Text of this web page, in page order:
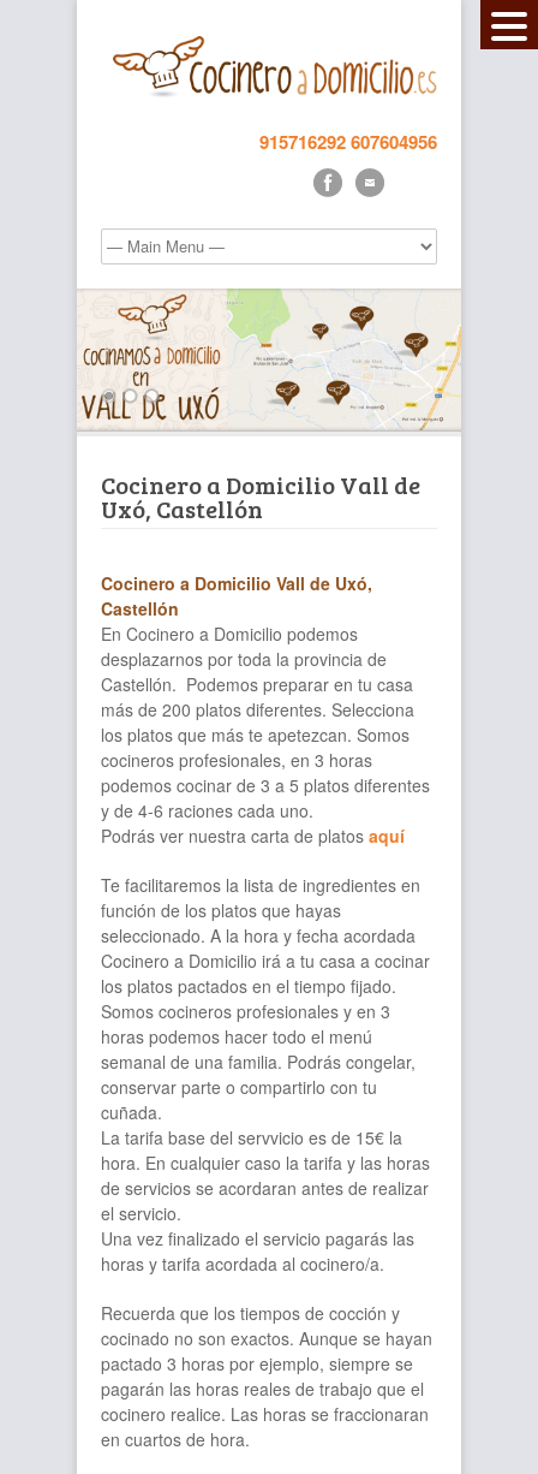
915716292607604956
Cocinero a Domicilio Vall de
Uxó, Castellón
Cocinero a Domicilio Vall de Uxó,
Castellón
En Cocinero a Domicilio podemos
desplazarnos por toda la provincia de
Castellón. Podemos preparar en tu casa
más de 200 platos diferentes. Selecciona
los platos que más te apetezcan. Somos
cocineros profesionales, en 3 horas
podemos cocinar de 3 a 5 platos diferentes
y de 4-6 raciones cada uno.
Podrás ver nuestra carta de platos aquí
Te facilitaremos la lista de ingredientes en
función de los platos que hayas
seleccionado. A la hora y fecha acordada
Cocinero a Domicilio irá a tu casa a cocinar
los platos pactados en el tiempo fijado.
Somos cocineros profesionales y en 3
horas podemos hacer todo el menú
semanal de una familia. Podrás congelar,
conservar parte o compartirlo con tu
cuñada.
La tarifa base del servvicio es de 15€ la
hora. En cualquier caso la tarifa y las horas
de servicios se acordaran antes de realizar
el servicio.
Una vez finalizado el servicio pagarás las
horas y tarifa acordada al cocinero/a.
Recuerda que los tiempos de cocción y
cocinado no son exactos. Aunque se hayan
pactado 3 horas por ejemplo, siempre se
pagarán las horas reales de trabajo que el
cocinero realice. Las horas se fraccionaran
en cuartos de hora.